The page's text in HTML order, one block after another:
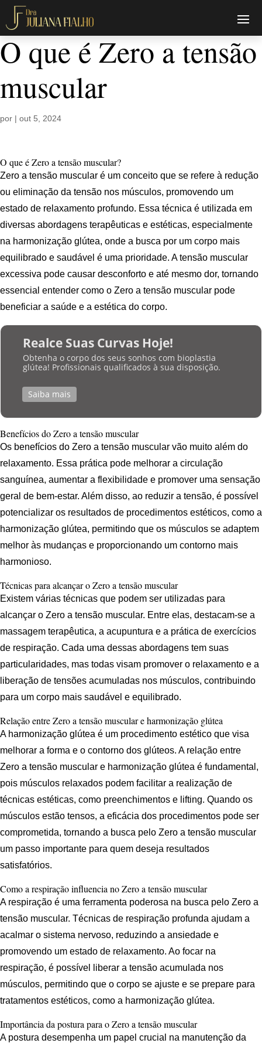
O que é Zero a tensão
muscular
por | out 5, 2024
O que é Zero a tensão muscular?
Zero a tensão muscular é um conceito que se refere à redução
ou eliminação da tensão nos músculos, promovendo um
estado de relaxamento profundo. Essa técnica é utilizada em
diversas abordagens terapêuticas e estéticas, especialmente
na harmonização glútea, onde a busca por um corpo mais
equilibrado e saudável é uma prioridade. A tensão muscular
excessiva pode causar desconforto e até mesmo dor, tornando
essencial entender como o Zero a tensão muscular pode
beneficiar a saúde e a estética do corpo.
Realce Suas Curvas Hoje!
Obtenha o corpo dos seus sonhos com bioplastia
glútea! Profissionais qualificados à sua disposição.
Saiba mais
Benefícios do Zero a tensão muscular
Os benefícios do Zero a tensão muscular vão muito além do
relaxamento. Essa prática pode melhorar a circulação
sanguínea, aumentar a flexibilidade e promover uma sensação
geral de bem-estar. Além disso, ao reduzir a tensão, é possível
potencializar os resultados de procedimentos estéticos, como a
harmonização glútea, permitindo que os músculos se adaptem
melhor às mudanças e proporcionando um contorno mais
harmonioso.
Técnicas para alcançar o Zero a tensão muscular
Existem várias técnicas que podem ser utilizadas para
alcançar o Zero a tensão muscular. Entre elas, destacam-se a
massagem terapêutica, a acupuntura e a prática de exercícios
de respiração. Cada uma dessas abordagens tem suas
particularidades, mas todas visam promover o relaxamento e a
liberação de tensões acumuladas nos músculos, contribuindo
para um corpo mais saudável e equilibrado.
Relação entre Zero a tensão muscular e harmonização glútea
A harmonização glútea é um procedimento estético que visa
melhorar a forma e o contorno dos glúteos. A relação entre
Zero a tensão muscular e harmonização glútea é fundamental,
pois músculos relaxados podem facilitar a realização de
técnicas estéticas, como preenchimentos e lifting. Quando os
músculos estão tensos, a eficácia dos procedimentos pode ser
comprometida, tornando a busca pelo Zero a tensão muscular
um passo importante para quem deseja resultados
satisfatórios.
Como a respiração influencia no Zero a tensão muscular
A respiração é uma ferramenta poderosa na busca pelo Zero a
tensão muscular. Técnicas de respiração profunda ajudam a
acalmar o sistema nervoso, reduzindo a ansiedade e
promovendo um estado de relaxamento. Ao focar na
respiração, é possível liberar a tensão acumulada nos
músculos, permitindo que o corpo se ajuste e se prepare para
tratamentos estéticos, como a harmonização glútea.
Importância da postura para o Zero a tensão muscular
A postura desempenha um papel crucial na manutenção da